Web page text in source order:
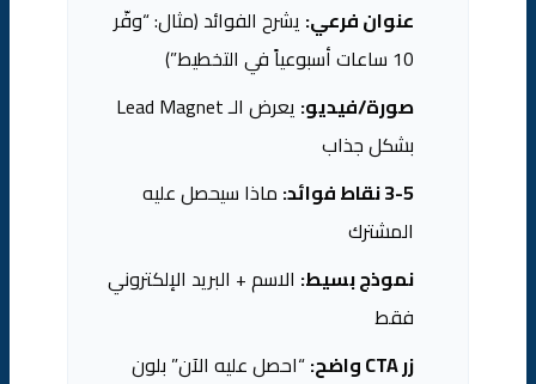
عنوان فرعي: يشرح الفوائد (مثال: “وفّر
10 ساعات أسبوعياً في التخطيط”)
صورة/فيديو:
يعرض الـ Lead Magnet
بشكل جذاب
3-5 نقاط فوائد:
ماذا سيحصل عليه
المشترك
نموذج بسيط: الاسم + البريد الإلكتروني
فقط
زر CTA واضح:
“احصل عليه الآن” بلون